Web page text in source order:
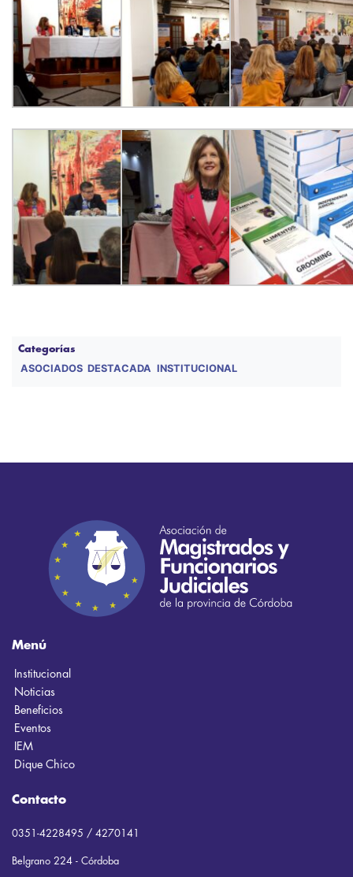
Categorías
ASOCIADOS DESTACADA INSTITUCIONAL
Menú
Institucional
Noticias
Beneficios
Eventos
IEM
Dique Chico
Contacto
0351-4228495 / 4270141
Belgrano 224 - Córdoba